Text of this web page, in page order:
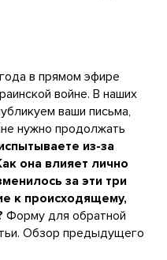
в прямом эфире
войне. В наших
ваши письма,
нужно продолжать
из-за
она влияет лично
за эти три
к происходящему,
Форму для обратной
Обзор предыдущего